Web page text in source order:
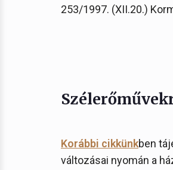
253/1997. (XII.20.)
Korábbi cikkünkben
változásai nyomán a